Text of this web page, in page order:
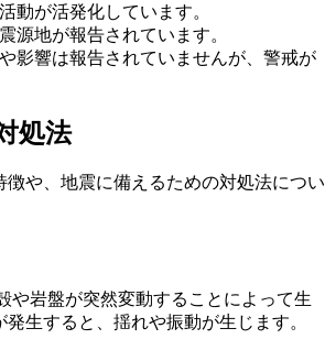
動が活発化しています。
源地が報告されています。
影響は報告されていませんが、警戒が
処法
徴や、地震に備えるための対処法につい
や岩盤が突然変動することによって生
生すると、揺れや振動が生じます。